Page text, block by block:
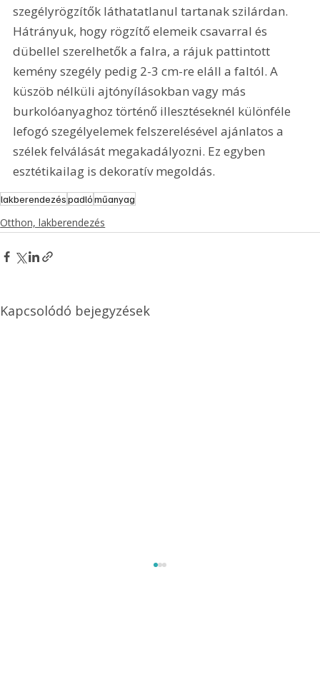
szegélyrögzítők láthatatlanul tartanak szilárdan.
Hátrányuk, hogy rögzítő elemeik csavarral és
dübellel szerelhetők a falra, a rájuk pattintott
kemény szegély pedig 2-3 cm-re eláll a faltól. A
küszöb nélküli ajtónyílásokban vagy más
burkolóanyaghoz történő illesztéseknél különféle
lefogó szegélyelemek felszerelésével ajánlatos a
szélek felválását megakadályozni. Ez egyben
esztétikailag is dekoratív megoldás.
lakberendezéspadlóműanyag
Otthon, lakberendezés
Kapcsolódó bejegyzések